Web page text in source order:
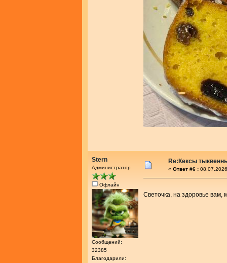
Stern
Администратор
Офлайн
Сообщений:
32385
Благодарили:
Re:Кексы
« Ответ #6 :
Светочка, на здоровье вам,